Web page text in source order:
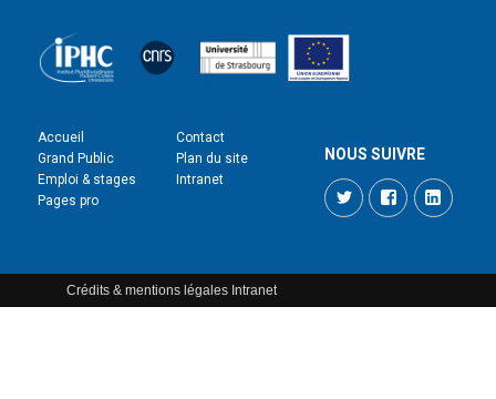
Accueil
Grand Public
Emploi & stages
Pages pro
Contact
Plan du site
Intranet
NOUS SUIVRE
TwitterFacebook
Crédits & mentions légales Intranet